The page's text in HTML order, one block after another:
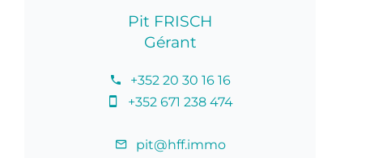
Pit FRISCH
Gérant
+352 20 30 16 16
+352 671 238 474
pit@hff.immo